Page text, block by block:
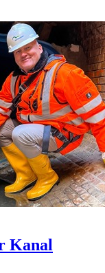
Kanal